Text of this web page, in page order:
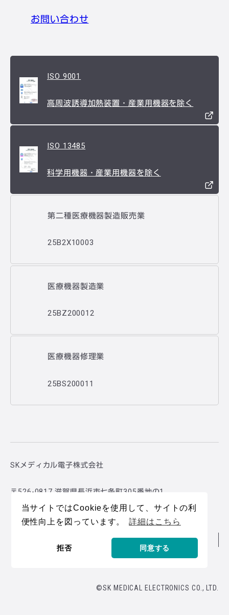
当サイトではCookieを使用して、サイトの利
便性向上を図っています。
詳細はこちら
拒否 同意する
お問い合わせ
ISO 9001
高周波誘導加熱装置・産業用機器を除く
ISO 13485
科学用機器・産業用機器を除く
第二種医療機器製造販売業
25B2X10003
医療機器製造業
25BZ200012
医療機器修理業
25BS200011
SKメディカル電子株式会社
〒526-0817 滋賀県長浜市七条町305番地の1
個人情報保
透明性に関す
る指針
©SK MEDICAL ELECTRONICS CO., LTD.